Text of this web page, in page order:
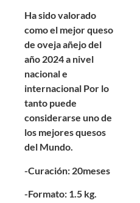
Ha sido valorado
como el mejor queso
de oveja añejo del
año 2024 a nivel
nacional e
internacional Por lo
tanto puede
considerarse uno de
los mejores quesos
del Mundo.
-Curación: 20meses
-Formato: 1.5 kg.